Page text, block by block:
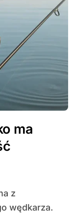
ma
wędkarza.